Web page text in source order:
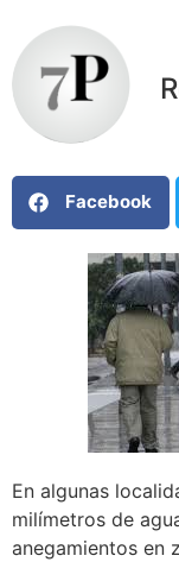
Facebook
En algunas
milímetros de
anegamientos en